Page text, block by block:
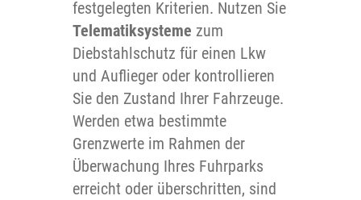
festgelegten Kriterien. Nutzen Sie
Telematiksysteme zum
Diebstahlschutz für einen Lkw
und Auflieger oder kontrollieren
Sie den Zustand Ihrer Fahrzeuge.
Werden etwa bestimmte
Grenzwerte im Rahmen der
Überwachung Ihres Fuhrparks
erreicht oder überschritten, sind